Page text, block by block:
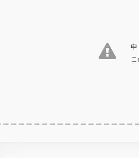
申